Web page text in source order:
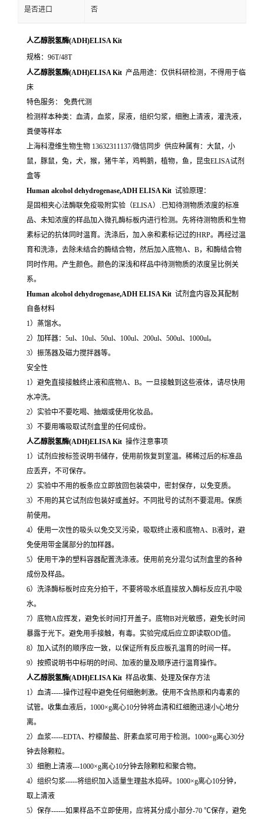
是否进口 否
人乙醇脱氢酶(ADH)ELISA Kit
规格：96T/48T
人乙醇脱氢酶(ADH)ELISA Kit 产品用途：仅供科研检测，不得用于临
床
特色服务： 免费代测
检测样本种类：血清，血浆，尿液，组织匀浆，细胞上清液，灌洗液，
粪便等样本
上海科澄维生物生物 13632311137/微信同步 供应种属有：大鼠，小
鼠，豚鼠，兔，犬，猴，猪牛羊，鸡鸭鹅，植物，鱼，昆虫ELISA试剂
盒等
Human alcohol dehydrogenase,ADH ELISA Kit 试验原理：
是固相夹心法酶联免疫吸附实验（ELISA）.已知待测物质浓度的标准
品、未知浓度的样品加入微孔酶标板内进行检测。先将待测物质和生物
素标记的抗体同时温育。洗涤后，加入亲和素标记过的HRP。再经过温
育和洗涤，去除未结合的酶结合物，然后加入底物A、B，和酶结合物
同时作用。产生颜色。颜色的深浅和样品中待测物质的浓度呈比例关
系。
Human alcohol dehydrogenase,ADH ELISA Kit 试剂盒内容及其配制
自备材料
1）蒸馏水。
2）加样器：5ul、10ul、50ul、100ul、200ul、500ul、1000ul。
3）振荡器及磁力搅拌器等。
安全性
1）避免直接接触终止液和底物A、B。一旦接触到这些液体，请尽快用
水冲洗。
2）实验中不要吃喝、抽烟或使用化妆品。
3）不要用嘴吸取试剂盒里的任何成份。
人乙醇脱氢酶(ADH)ELISA Kit 操作注意事项
1）试剂应按标签说明书储存，使用前恢复到室温。稀稀过后的标准品
应丢弃，不可保存。
2）实验中不用的板条应立即放回包装袋中，密封保存，以免变质。
3）不用的其它试剂应包装好或盖好。不同批号的试剂不要混用。保质
前使用。
4）使用一次性的吸头以免交叉污染，吸取终止液和底物A、B液时，避
免使用带金属部分的加样器。
5）使用干净的塑料容器配置洗涤液。使用前充分混匀试剂盒里的各种
成份及样品。
6）洗涤酶标板时应充分拍干，不要将吸水纸直接放入酶标反应孔中吸
水。
7）底物A应挥发，避免长时间打开盖子。底物B对光敏感，避免长时间
暴露于光下。避免用手接触，有毒。实验完成后应立即读取OD值。
8）加入试剂的顺序应一致，以保证所有反应板孔温育的时间一样。
9）按照说明书中标明的时间、加液的量及顺序进行温育操作。
人乙醇脱氢酶(ADH)ELISA Kit 样品收集、处理及保存方法
1）血清-----操作过程中避免任何细胞刺激。使用不含热原和内毒素的
试管。收集血液后，1000×g离心10分钟将血清和红细胞迅速小心地分
离。
2）血浆-----EDTA、柠檬酸盐、肝素血浆可用于检测。1000×g离心30分
钟去除颗粒。
3）细胞上清液---1000×g离心10分钟去除颗粒和聚合物。
4）组织匀浆-----将组织加入适量生理盐水捣碎。1000×g离心10分钟，
取上清液
5）保存------如果样品不立即使用，应将其分成小部分-70 ℃保存，避免